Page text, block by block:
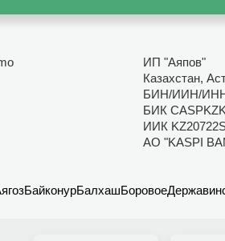
ИП "Аяпов"
Казахстан,
БИН/ИИН/
БИК
ИИК
АО "KASPI
БайконурБалхашБоровое